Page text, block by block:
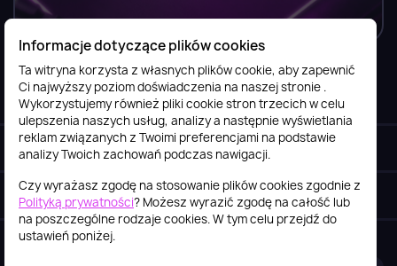
Informacje
Obsługa klienta
Szybki kontakt keyboard_arrow_down
Informacje dotyczące plików cookies
Ta witryna korzysta z własnych plików cookie, aby zapewnić
Ci najwyższy poziom doświadczenia na naszej stronie .
Wykorzystujemy również pliki cookie stron trzecich w celu
ulepszenia naszych usług, analizy a następnie wyświetlania
reklam związanych z Twoimi preferencjami na podstawie
analizy Twoich zachowań podczas nawigacji.
Czy wyrażasz zgodę na stosowanie plików cookies zgodnie z
Polityką prywatności? Możesz wyrazić zgodę na całość lub
na poszczególne rodzaje cookies. W tym celu przejdź do
ustawień poniżej.